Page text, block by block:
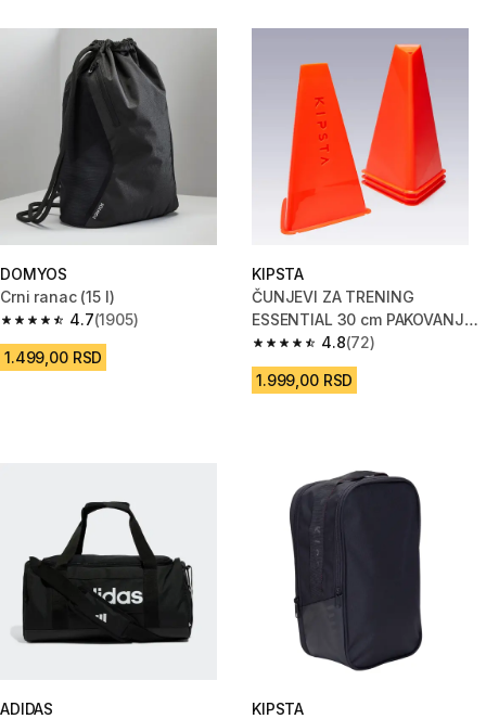
DOMYOS
Crni ranac (15 l)
4.7
4.7 od 5 zvezdica from 1905 Recenzije
(1905)
1.499,00 RSD
KIPSTA
ČUNJEVI ZA TRENING
ESSENTIAL 30 cm PAKOVANJE
OD 4 KOMADA - NARANDŽASTI
4.8
4.8 od 5 zvezdica from 72
(72)
1.999,00 RSD
ADIDAS
KIPSTA